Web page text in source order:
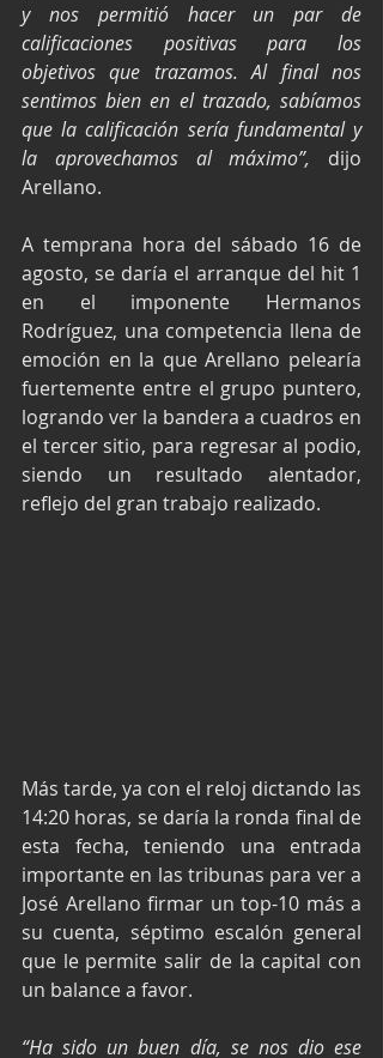
y nos permitió hacer un par de
calificaciones positivas para los
objetivos que trazamos. Al final nos
sentimos bien en el trazado, sabíamos
que la calificación sería fundamental y
la aprovechamos al máximo”, dijo
Arellano.
A temprana hora del sábado 16 de
agosto, se daría el arranque del hit 1
en el imponente Hermanos
Rodríguez, una competencia llena de
emoción en la que Arellano pelearía
fuertemente entre el grupo puntero,
logrando ver la bandera a cuadros en
el tercer sitio, para regresar al podio,
siendo un resultado alentador,
reflejo del gran trabajo realizado.
Más tarde, ya con el reloj dictando las
14:20 horas, se daría la ronda final de
esta fecha, teniendo una entrada
importante en las tribunas para ver a
José Arellano firmar un top-10 más a
su cuenta, séptimo escalón general
que le permite salir de la capital con
un balance a favor.
“Ha sido un buen día, se nos dio ese